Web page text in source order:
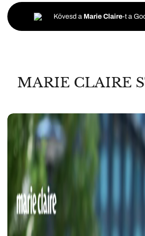
Kövesd a Marie Claire-t a
MARIE CLAIRE